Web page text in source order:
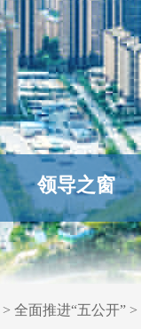
领导之窗
> 全面推进“五公开” >